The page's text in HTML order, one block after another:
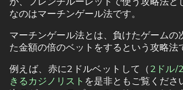
なのはマーチンゲール法です。
マーチンゲール法とは、負けたゲームの
た金額の倍のベットをするという攻略法
例えば、赤に2ドルベットして（2ドル/
きるカジノリスト を是非ともご覧くださ